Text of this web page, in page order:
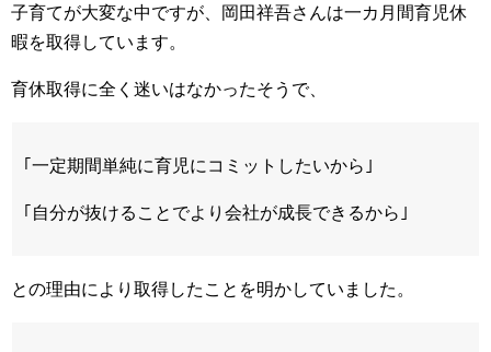
子育てが大変な中ですが、岡田祥吾さんは一カ月間育児休
暇を取得しています。
育休取得に全く迷いはなかったそうで、
｢一定期間単純に育児にコミットしたいから｣
｢自分が抜けることでより会社が成長できるから｣
との理由により取得したことを明かしていました。